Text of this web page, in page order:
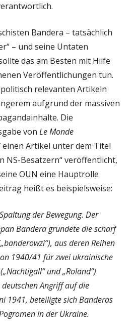
Bandera – tatsächlich
– und seine Untaten
das am Besten mit Hilfe
Veröffentlichungen tun.
relevanten Artikeln
aufgrund der massiven
Die
von Le Monde
Artikel unter dem Titel
NS-Besatzern“ veröffentlicht,
OUN eine Hauptrolle
heißt es beispielsweise:
der Bewegung. Der
Bandera gründete die scharf
aus deren Reihen
1940/41 für zwei ukrainische
und „Roland“)
Angriff auf die
1941, beteiligte sich Banderas
in der Ukraine.